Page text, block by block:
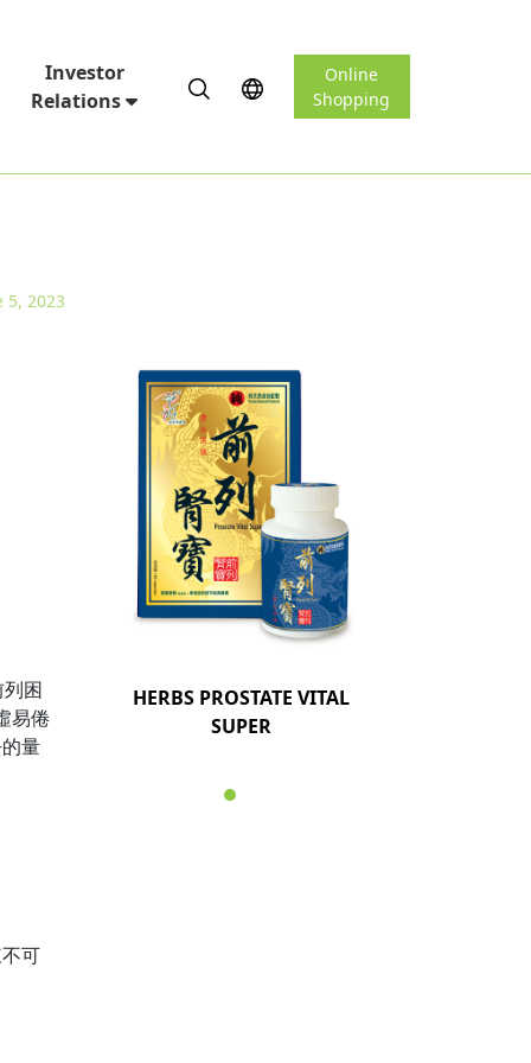
Investor
Relations
Online
Shopping
5, 2023
困
易倦
量
可
HERBS PROSTATE VITAL
SUPER